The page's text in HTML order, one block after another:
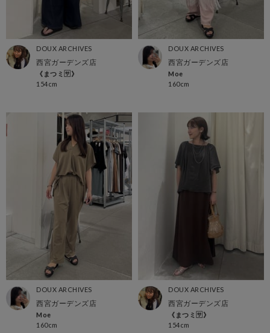
DOUX ARCHIVES
西宮ガーデンズ店
《まつミ🈂️》
154cm
DOUX ARCHIVES
西宮ガーデンズ店
Moe
160cm
DOUX ARCHIVES
西宮ガーデンズ店
Moe
160cm
DOUX ARCHIVES
西宮ガーデンズ店
《まつミ🈂️》
154cm